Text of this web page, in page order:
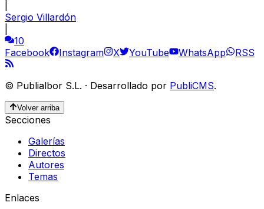
Sergio Villardón
10
Facebook
Instagram X YouTube WhatsApp RSS
© Publialbor S.L. · Desarrollado por PubliCMS.
Volver arriba
Secciones
Galerías
Directos
Autores
Temas
Enlaces